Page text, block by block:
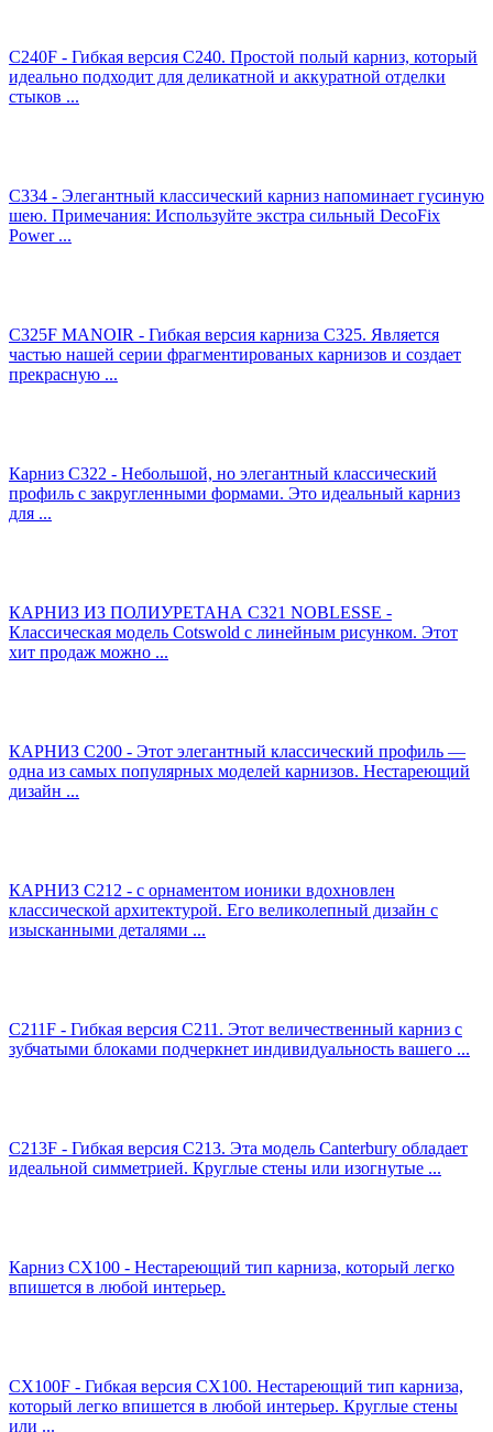
C240F - Гибкая версия C240. Простой полый карниз, который
идеально подходит для деликатной и аккуратной отделки
стыков ...
C334 - Элегантный классический карниз напоминает гусиную
шею. Примечания: Используйте экстра сильный DecoFix
Power ...
C325F MANOIR - Гибкая версия карниза C325. Является
частью нашей серии фрагментированых карнизов и создает
прекрасную ...
Карниз C322 - Небольшой, но элегантный классический
профиль с закругленными формами. Это идеальный карниз
для ...
КАРНИЗ ИЗ ПОЛИУРЕТАНА С321 NOBLESSE -
Классическая модель Cotswold с линейным рисунком. Этот
хит продаж можно ...
КАРНИЗ C200 - Этот элегантный классический профиль —
одна из самых популярных моделей карнизов. Нестареющий
дизайн ...
КАРНИЗ C212 - с орнаментом ионики вдохновлен
классической архитектурой. Его великолепный дизайн с
изысканными деталями ...
C211F - Гибкая версия C211. Этот величественный карниз с
зубчатыми блоками подчеркнет индивидуальность вашего ...
C213F - Гибкая версия C213. Эта модель Canterbury обладает
идеальной симметрией. Круглые стены или изогнутые ...
Карниз CX100 - Нестареющий тип карниза, который легко
впишется в любой интерьер.
CX100F - Гибкая версия CX100. Нестареющий тип карниза,
который легко впишется в любой интерьер. Круглые стены
или ...